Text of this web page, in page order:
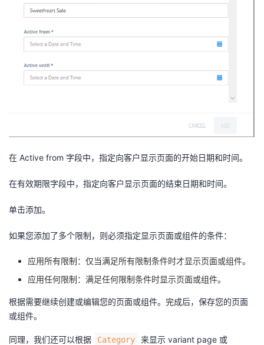
的
课
我
的
证
我
实
的
技
术
持
的
云
建
议
在 Active from 字段中，指定向客户显示页面的开始日期和时间。
在有效期限字段中，指定向客户显示页面的结束日期和时间。
单击添加。
如果您添加了多个限制，则必须指定显示页面或组件的条件：
应用所有限制：仅当满足所有限制条件时才显示页面或组件。
应用任何限制：满足任何限制条件时显示页面或组件。
根据需要继续创建或编辑您的页面或组件。完成后，保存您的页面
或组件。
同理，我们还可以根据 Category
来显示 variant page 或